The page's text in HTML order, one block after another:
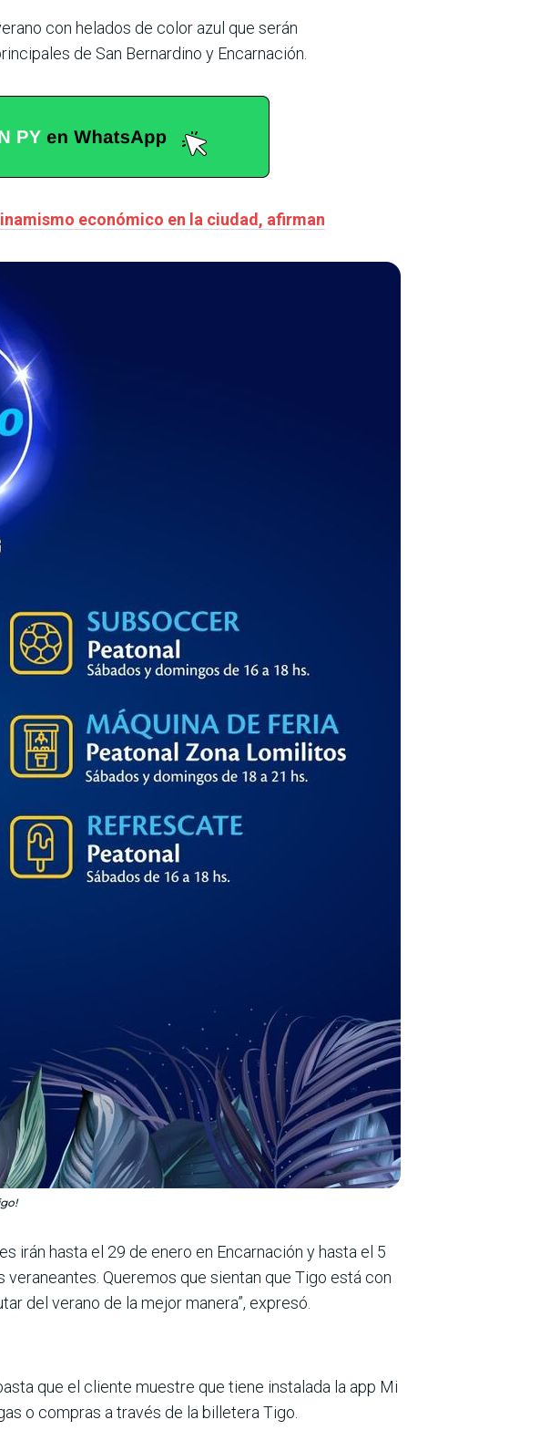
con helados de color azul que serán
de San Bernardino y Encarnación.
económico en la ciudad, afirman
hasta el 29 de enero en Encarnación y hasta el 5
Queremos que sientan que Tigo está con
del verano de la mejor manera”, expresó.
que el cliente muestre que tiene instalada la app Mi
o compras a través de la billetera Tigo.